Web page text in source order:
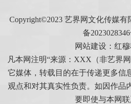
Copyright©2023 艺界网文化传媒有
备
网站建设：红
凡本网注明“来源：XXX（非艺界
它媒体，转载目的在于传递更多信
观点和对其真实性负责。如因作品
要即使与本网联